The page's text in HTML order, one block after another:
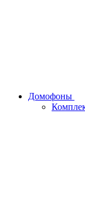
Домофоны